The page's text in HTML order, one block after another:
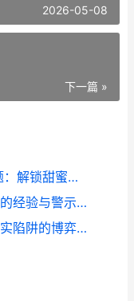
2026-05-08
下一篇 »
和平精英周年庆蛋糕怎么玩 副标题：解锁甜蜜战场的新奇玩法
**和平精英怎么退实名，资深玩家的经验与警示**
**王者刷金币软件，虚拟捷径与现实陷阱的博弈**